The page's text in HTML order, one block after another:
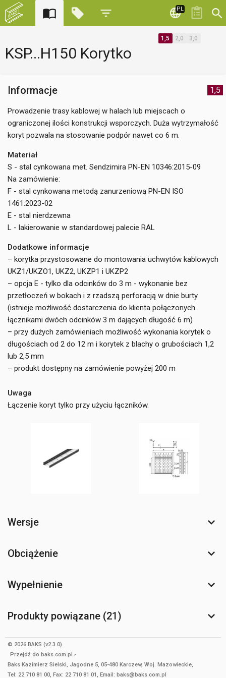
PL
KSP...H150 Korytko
1,5 2,0 3,0
1,5
Informacje
Prowadzenie trasy kablowej w halach lub miejscach o
ograniczonej ilości konstrukcji wsporczych. Duża wytrzymałość
koryt pozwala na stosowanie podpór nawet co 6 m.
Materiał
S - stal cynkowana met. Sendzimira PN-EN 10346:2015-09
Na zamówienie:
F - stal cynkowana metodą zanurzeniową PN-EN ISO
1461:2023-02
E - stal nierdzewna
L - lakierowanie w standardowej palecie RAL
Dodatkowe informacje
– korytka przystosowane do montowania uchwytów kablowych
UKZ1/UKZO1, UKZ2, UKZP1 i UKZP2
– opcja E - tylko dla odcinków do 3 m - wykonanie bez
przetłoczeń w bokach i z rzadszą perforacją w dnie burty
(istnieje możliwość dostarczenia do klienta połączonych
łącznikami dwóch odcinków 3 m dających długość 6 m)
– przy dużych zamówieniach możliwość wykonania korytek o
długościach od 2 do 12 m i korytek z blachy o grubościach 1,2
lub 2,5 mm
– produkt dostępny na zamówienie powyżej 200 m
Uwaga
Łączenie koryt tylko przy użyciu łączników.
Wersje
Obciążenie
Wypełnienie
Produkty powiązane (21)
© 2026 BAKS (v2.3.0).
Przejdź do baks.com.pl
Baks Kazimierz Sielski, Jagodne 5, 05-480 Karczew, Woj. Mazowieckie,
Tel: 22 710 81 00, Fax: 22 710 81 01, Email: baks@baks.com.pl